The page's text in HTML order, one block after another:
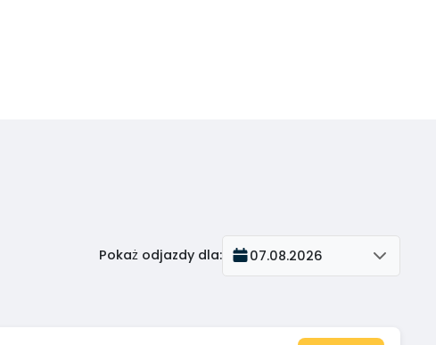
Pokaż odjazdy dla: 07.08.2026